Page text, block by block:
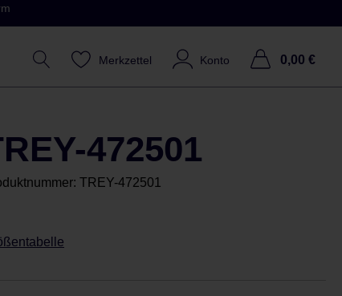
Merkzettel Konto 0,00 €
472501
TREY-472501